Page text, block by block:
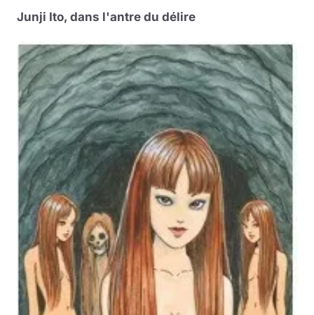
Junji Ito, dans l'antre du délire